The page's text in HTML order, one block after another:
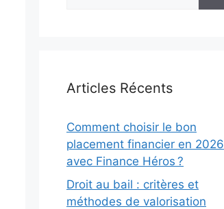
Articles Récents
Comment choisir le bon
placement financier en 2026
avec Finance Héros ?
Droit au bail : critères et
méthodes de valorisation